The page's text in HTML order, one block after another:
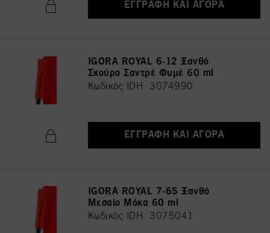
ΕΓΓΡΑΦΉ ΚΑΙ ΑΓΟΡΆ
IGORA ROYAL 6-12 Ξανθό
Σκούρο Σαντρέ Φυμέ 60 ml
Κωδικός IDH 3074990
ΕΓΓΡΑΦΉ ΚΑΙ ΑΓΟΡΆ
IGORA ROYAL 7-65 Ξανθό
Μεσαίο Μόκα 60 ml
Κωδικός IDH 3075041